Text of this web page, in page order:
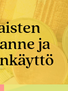
ja